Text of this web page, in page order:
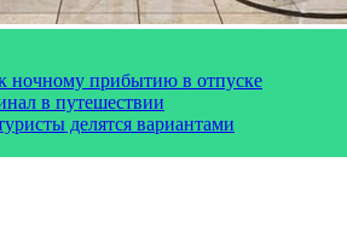
к ночному прибытию в отпуске
в путешествии
делятся вариантами